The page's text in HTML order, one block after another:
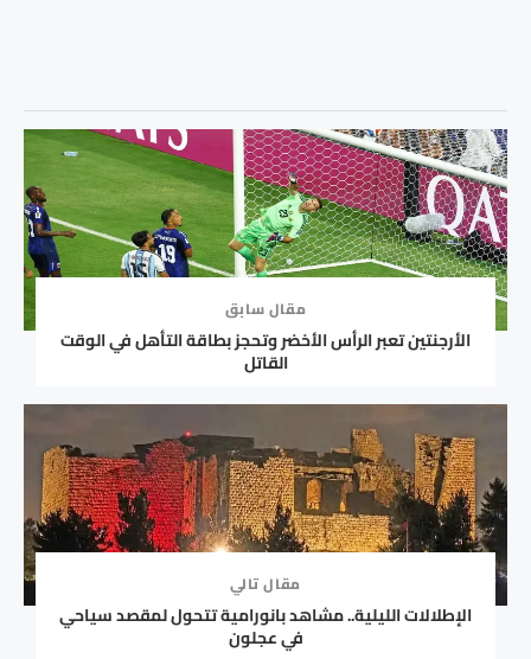
مقال سابق
الأرجنتين تعبر الرأس الأخضر وتحجز بطاقة التأهل في الوقت
القاتل
مقال تالي
الإطلالات الليلية.. مشاهد بانورامية تتحول لمقصد سياحي
في عجلون